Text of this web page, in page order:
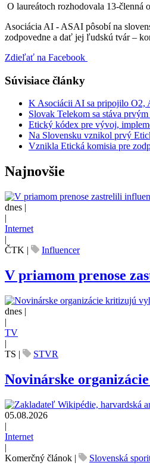
O laureátoch rozhodovala 13-členná
Asociácia AI - ASAI pôsobí na
zodpovedne a dať jej ľudskú tvár –
Zdieľať na Facebook
Súvisiace články
K Asociácii AI sa pripojilo O2,
Slovak Telekom sa stáva
Etický kódex pre vývoj,
Na Slovensku vznikol prvý
Vznikla Etická komisia pre
Najnovšie
dnes |
|
Internet
|
ČTK | Influencer
V priamom prenose
dnes |
|
TV
|
TS | STVR
Novinárske
05.08.2026
|
Internet
|
Komerčný článok | Slovenská